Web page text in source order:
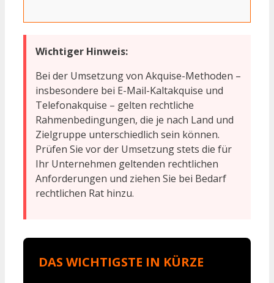
Wichtiger Hinweis:
Bei der Umsetzung von Akquise-Methoden –
insbesondere bei E-Mail-Kaltakquise und
Telefonakquise – gelten rechtliche
Rahmenbedingungen, die je nach Land und
Zielgruppe unterschiedlich sein können.
Prüfen Sie vor der Umsetzung stets die für
Ihr Unternehmen geltenden rechtlichen
Anforderungen und ziehen Sie bei Bedarf
rechtlichen Rat hinzu.
DAS WICHTIGSTE IN KÜRZE